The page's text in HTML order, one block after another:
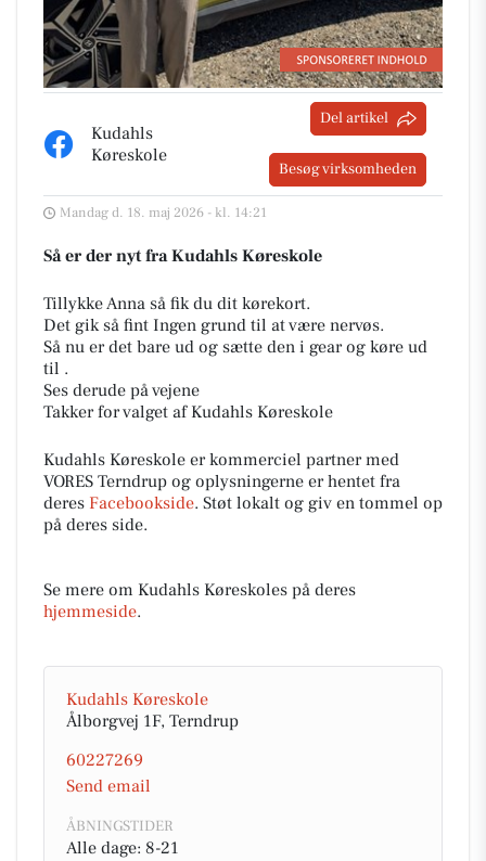
Kudahls
Køreskole
Del artikel
Besøg virksomheden
Mandag d. 18. maj 2026 - kl. 14:21
Så er der nyt fra Kudahls Køreskole
Tillykke Anna så fik du dit kørekort.
Det gik så fint Ingen grund til at være nervøs.
Så nu er det bare ud og sætte den i gear og køre ud
til .
Ses derude på vejene
Takker for valget af Kudahls Køreskole
Kudahls Køreskole er kommerciel partner med
VORES Terndrup og oplysningerne er hentet fra
deres Facebookside. Støt lokalt og giv en tommel op
på deres side.
Se mere om Kudahls Køreskoles på deres
hjemmeside.
Kudahls Køreskole
Ålborgvej 1F, Terndrup
60227269
Send email
ÅBNINGSTIDER
Alle dage: 8-21